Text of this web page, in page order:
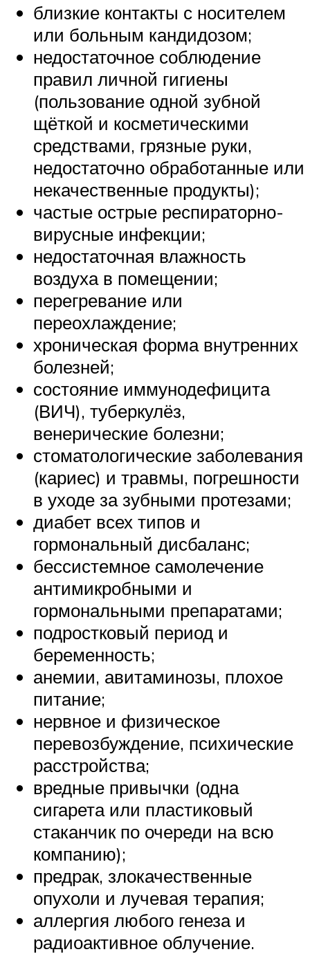
близкие контакты с носителем
или больным кандидозом;
недостаточное соблюдение
правил личной гигиены
(пользование одной зубной
щёткой и косметическими
средствами, грязные руки,
недостаточно обработанные или
некачественные продукты);
частые острые респираторно-
вирусные инфекции;
недостаточная влажность
воздуха в помещении;
перегревание или
переохлаждение;
хроническая форма внутренних
болезней;
состояние иммунодефицита
(ВИЧ), туберкулёз,
венерические болезни;
стоматологические заболевания
(кариес) и травмы, погрешности
в уходе за зубными протезами;
диабет всех типов и
гормональный дисбаланс;
бессистемное самолечение
антимикробными и
гормональными препаратами;
подростковый период и
беременность;
анемии, авитаминозы, плохое
питание;
нервное и физическое
перевозбуждение, психические
расстройства;
вредные привычки (одна
сигарета или пластиковый
стаканчик по очереди на всю
компанию);
предрак, злокачественные
опухоли и лучевая терапия;
аллергия любого генеза и
радиоактивное облучение.